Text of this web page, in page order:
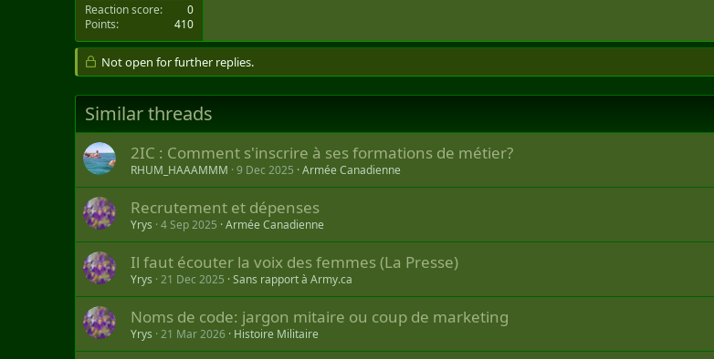
Reaction score
0
Points
410
Not open for further replies.
Similar threads
2IC : Comment s'inscrire à ses formations de métier?
RHUM_HAAAMMM 9 Dec 2025 Armée Canadienne
Recrutement et dépenses
Yrys 4 Sep 2025 Armée Canadienne
Il faut écouter la voix des femmes (La Presse)
Yrys 21 Dec 2025 Sans rapport à Army.ca
Noms de code: jargon mitaire ou coup de marketing
Yrys 21 Mar 2026 Histoire Militaire